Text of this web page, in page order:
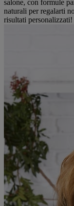
salone, con formule
naturali per regalarti
risultati personalizzati!